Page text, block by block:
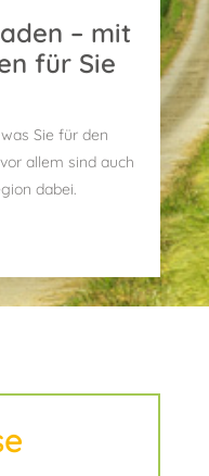
– mit
für Sie
Sie für den
allem sind auch
dabei.